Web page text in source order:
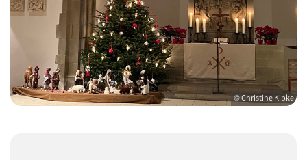
© Christine Kipke